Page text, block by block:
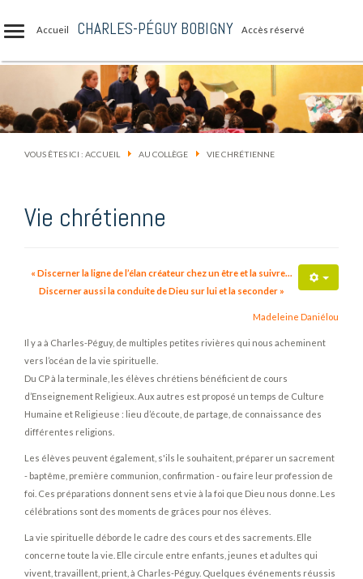
Accueil CHARLES-PÉGUY BOBIGNY Accès réservé
VOUS ÊTES ICI : ACCUEIL AU COLLÈGE VIE CHRÉTIENNE
Vie chrétienne
« Discerner la ligne de l’élan créateur chez un être et la suivre…
Discerner aussi la conduite de Dieu sur lui et la seconder »
Madeleine Daniélou
Il y a à Charles-Péguy, de multiples petites rivières qui nous acheminent
vers l’océan de la vie spirituelle.
Du CP à la terminale, les élèves chrétiens bénéficient de cours
d’Enseignement Religieux. Aux autres est proposé un temps de Culture
Humaine et Religieuse : lieu d’écoute, de partage, de connaissance des
différentes religions.
Les élèves peuvent également, s'ils le souhaitent, préparer un sacrement
- baptême, première communion, confirmation - ou faire leur profession de
foi. Ces préparations donnent sens et vie à la foi que Dieu nous donne. Les
célébrations sont des moments de grâces pour nos élèves.
La vie spirituelle déborde le cadre des cours et des sacrements. Elle
concerne toute la vie. Elle circule entre enfants, jeunes et adultes qui
vivent, travaillent, prient, à Charles-Péguy. Quelques événements réussis